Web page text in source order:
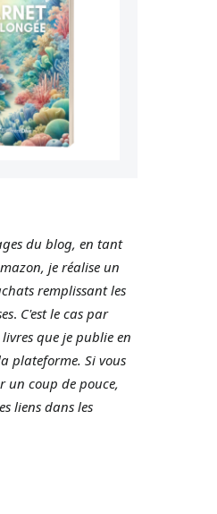
du blog, en tant
je réalise un
remplissant les
. C'est le cas par
que je publie en
plateforme. Si vous
un coup de pouce,
liens dans les